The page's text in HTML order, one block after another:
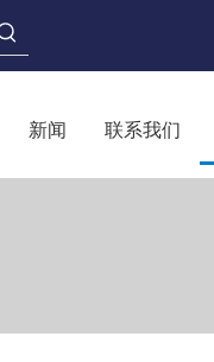
新闻 联系我们